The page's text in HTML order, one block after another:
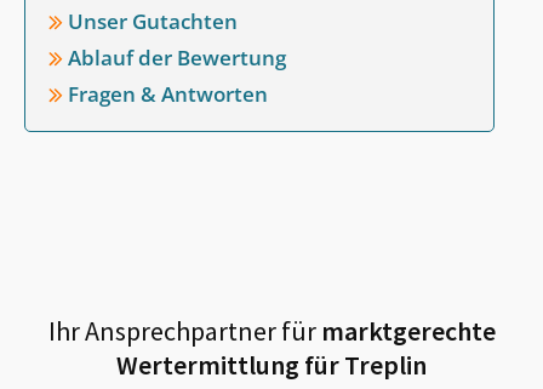
Unser Gutachten
Ablauf der Bewertung
Fragen & Antworten
Ihr Ansprechpartner fürmarktgerechte
Wertermittlung fürTreplin